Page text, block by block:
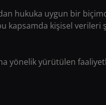
hukuka uygun bir
kişisel verileri
yönelik yürütülen